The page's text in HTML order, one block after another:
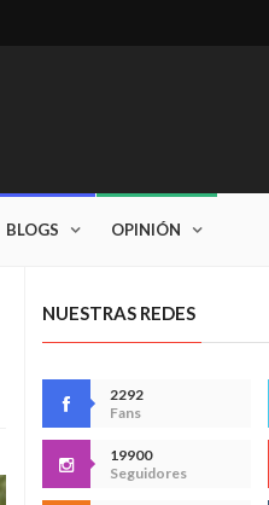
BLOGS OPINIÓN
NUESTRAS REDES
2292
Fans
19900
Seguidores